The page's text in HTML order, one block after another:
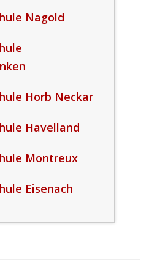
Nagold
Horb Neckar
Havelland
Montreux
Eisenach